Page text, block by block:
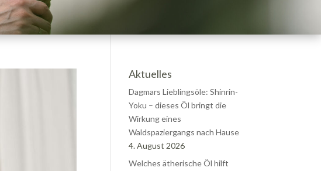
Aktuelles
Dagmars Lieblingsöle: Shinrin-
Yoku – dieses Öl bringt die
Wirkung eines
Waldspaziergangs nach Hause
4. August 2026
Welches ätherische Öl hilft